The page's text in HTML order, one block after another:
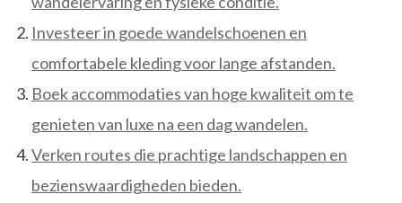
Investeer in goede wandelschoenen en
comfortabele kleding voor lange afstanden.
Boek accommodaties van hoge kwaliteit om te
genieten van luxe na een dag wandelen.
Verken routes die prachtige landschappen en
bezienswaardigheden bieden.